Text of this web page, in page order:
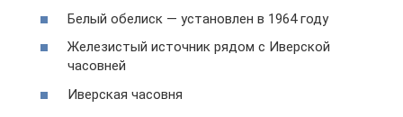
Белый обелиск — установлен в 1964 году
Железистый источник рядом с Иверской
часовней
Иверская часовня